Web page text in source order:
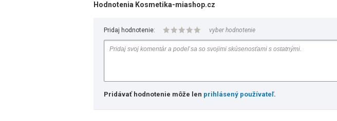
Hodnotenia Kosmetika-miashop.cz
Pridaj hodnotenie: vyber hodnotenie
Pridávať hodnotenie môže len prihlásený používateľ.